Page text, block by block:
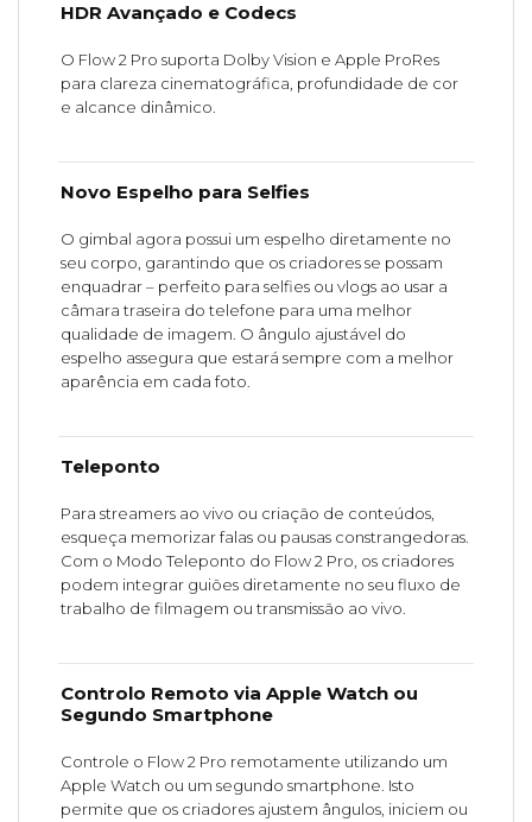
HDR Avançado e Codecs
O Flow 2 Pro suporta Dolby Vision e Apple ProRes
para clareza cinematográfica, profundidade de cor
e alcance dinâmico.
Novo Espelho para Selfies
O gimbal agora possui um espelho diretamente no
seu corpo, garantindo que os criadores se possam
enquadrar – perfeito para selfies ou vlogs ao usar a
câmara traseira do telefone para uma melhor
qualidade de imagem. O ângulo ajustável do
espelho assegura que estará sempre com a melhor
aparência em cada foto.
Teleponto
Para streamers ao vivo ou criação de conteúdos,
esqueça memorizar falas ou pausas constrangedoras.
Com o Modo Teleponto do Flow 2 Pro, os criadores
podem integrar guiões diretamente no seu fluxo de
trabalho de filmagem ou transmissão ao vivo.
Controlo Remoto via Apple Watch ou
Segundo Smartphone
Controle o Flow 2 Pro remotamente utilizando um
Apple Watch ou um segundo smartphone. Isto
permite que os criadores ajustem ângulos, iniciem ou